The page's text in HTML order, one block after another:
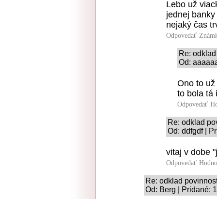
Lebo už
jednej
nejaký čas
Odpovedať
Re:
Od:
Ono to
to bola tá
Odpovedať
Re: odklad
Od: ddfgdf |
vitaj v dobe
Odpovedať
Re: odklad
Od: Berg | Pridané: